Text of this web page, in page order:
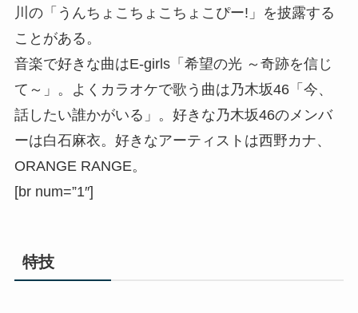
川の「うんちょこちょこちょこぴー!」を披露する
ことがある。
音楽で好きな曲はE-girls「希望の光 ～奇跡を信じ
て～」。よくカラオケで歌う曲は乃木坂46「今、
話したい誰かがいる」。好きな乃木坂46のメンバ
ーは白石麻衣。好きなアーティストは西野カナ、
ORANGE RANGE。
[br num=”1″]
特技